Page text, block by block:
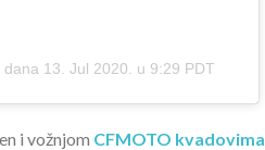
dana 13. Jul 2020. u 9:29 PDT
i vožnjom CFMOTO kvadovima